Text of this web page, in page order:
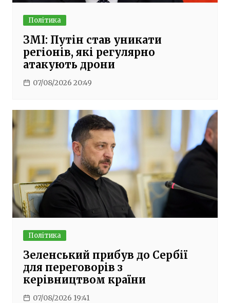
Політика
ЗМІ: Путін став уникати
регіонів, які регулярно
атакують дрони
07/08/2026 20:49
Політика
Зеленський прибув до Сербії
для переговорів з
керівництвом країни
07/08/2026 19:41